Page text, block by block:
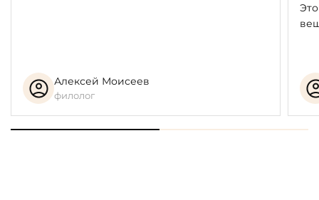
Алексей Моисеев
филолог